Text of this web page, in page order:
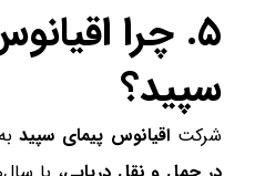
۵. چرا
سپید؟
شرکت اقیانوس پیمای سپید